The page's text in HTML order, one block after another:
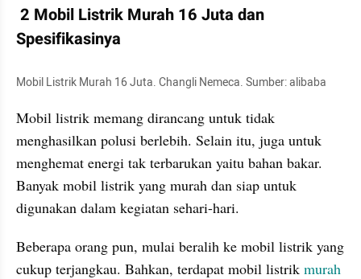
Spesifikasinya
Mobil Listrik Murah 16 Juta. Changli Nemeca. Sumber: alibaba
Mobil listrik memang dirancang untuk tidak
menghasilkan polusi berlebih. Selain itu, juga untuk
menghemat energi tak terbarukan yaitu bahan bakar.
Banyak mobil listrik yang murah dan siap untuk
digunakan dalam kegiatan sehari-hari.
Beberapa orang pun, mulai beralih ke mobil listrik yang
cukup terjangkau. Bahkan, terdapat mobil listrik